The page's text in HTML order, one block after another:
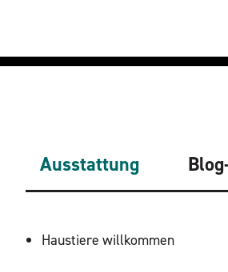
Ausstattung
AUSSTATTUNG
Haustiere willkommen